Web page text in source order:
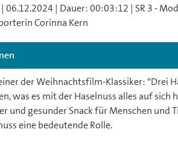
06.12.2024 | Dauer: 00:03:12 | SR 3 -
Corinna Kern
der Weihnachtsfilm-Klassiker: "Drei
was es mit der Haselnuss alles auf
und gesunder Snack für Menschen und
eine bedeutende Rolle.